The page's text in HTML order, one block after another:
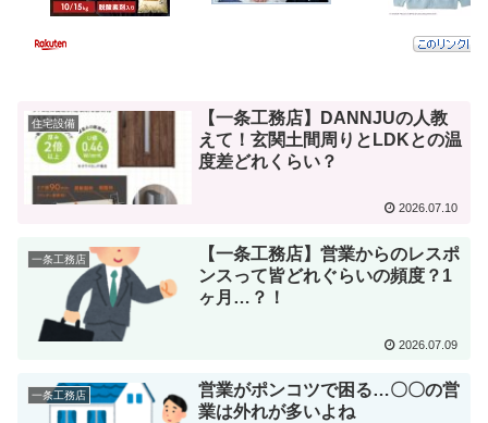
住宅設備
【一条工務店】DANNJUの人教
えて！玄関土間周りとLDKとの温
度差どれくらい？
2026.07.10
一条工務店
【一条工務店】営業からのレスポ
ンスって皆どれぐらいの頻度？1
ヶ月…？！
2026.07.09
一条工務店
営業がポンコツで困る…〇〇の営
業は外れが多いよね